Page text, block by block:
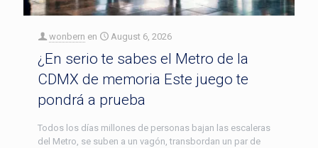
wonbern en August 6, 2026
¿En serio te sabes el Metro de la
CDMX de memoria Este juego te
pondrá a prueba
Todos los días millones de personas bajan las escaleras
del Metro, se suben a un vagón, transbordan un par de